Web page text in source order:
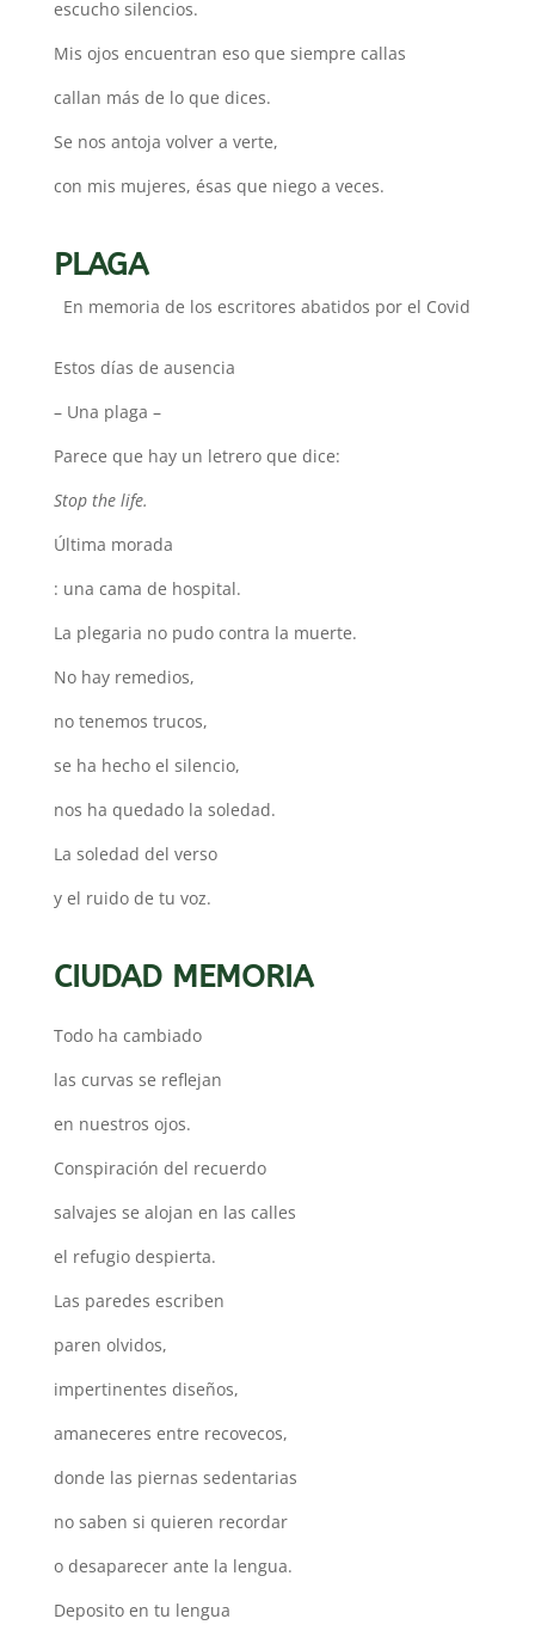
escucho silencios.
Mis ojos encuentran eso que siempre callas
callan más de lo que dices.
Se nos antoja volver a verte,
con mis mujeres, ésas que niego a veces.
PLAGA
En memoria de los escritores abatidos por el Covid
Estos días de ausencia
– Una plaga –
Parece que hay un letrero que dice:
Stop the life.
Última morada
: una cama de hospital.
La plegaria no pudo contra la muerte.
No hay remedios,
no tenemos trucos,
se ha hecho el silencio,
nos ha quedado la soledad.
La soledad del verso
y el ruido de tu voz.
CIUDAD MEMORIA
Todo ha cambiado
las curvas se reflejan
en nuestros ojos.
Conspiración del recuerdo
salvajes se alojan en las calles
el refugio despierta.
Las paredes escriben
paren olvidos,
impertinentes diseños,
amaneceres entre recovecos,
donde las piernas sedentarias
no saben si quieren recordar
o desaparecer ante la lengua.
Deposito en tu lengua